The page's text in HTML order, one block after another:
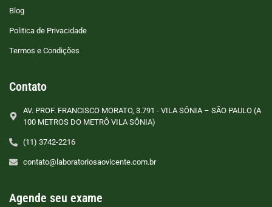
Blog
Politica de Privacidade
Termos e Condições
Contato
AV. PROF. FRANCISCO MORATO, 3.791 - VILA SÔNIA – SÃO PAULO (A
100 METROS DO METRÔ VILA SÔNIA)
(11) 3742-2216
contato@laboratoriosaovicente.com.br
Agende seu exame